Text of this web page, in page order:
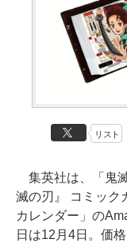
リスト
集英社は、「鬼
滅の刃』 コミック
カレンダー」の
日は12月4日。価